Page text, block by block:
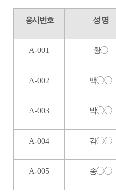
응시번호 성 명
A-001 황◯
A-002 백◯◯
A-003 박◯◯
A-004 김◯◯
A-005 송◯◯